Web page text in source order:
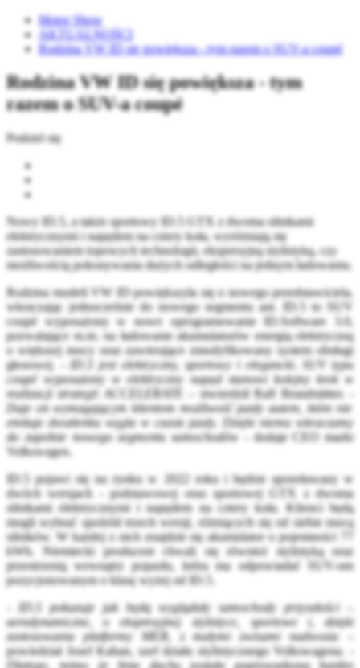
Motor Show
AKTUALNOŚCI
Rodzina VW ID się powiększa - tym razem o SUV-a coupé
Rodzina VW ID się powiększa - tym
razem o SUV-a coupé
Podziel się
Nowy ID.5, a także sportowy ID.5 GTX z dwoma silnikami
elektrycznymi i napędem na cztery koła, wyróżniają się
zastosowaniem topowych technologii, ekspresyjną stylistyką, czy
możliwością pokonywania dużych odległości na jednym ładowaniu.
Rodzina modeli VW ID powiększyła się o nowego przedstawiciela,
wkraczając jednocześnie do nowego segmentu aut. ID.5 to SUV
coupé wyposażony w nowe oprogramowanie ID.Software 3.0,
pozwalające m.in. na ładowanie akumulatorów energią elektryczną
o większej mocy oraz zawierające zmodyfikowany system obsługi
głosowej. - ID.5 jest elektryczny, sportowy i elegancki. SUV typu
coupé wyposażony w elektryczny napęd stanowi kolejny krok w
realizacji strategii ACCELERATE
– stwierdził Ralf Brandstätter. -
Daje on wymagającym klientom możliwość jazdy autem, które nie
emituje dwutlenku węgla w czasie jazdy. Dzięki niemu wkraczamy
do zupełnie nowego segmentu samochodów - dodaje CEO marki
Volkswagen.
ID.5 pojawi się na rynku w 2022 roku i będzie sprzedawany w
dwóch wersjach - podstawowej oraz sportowej GTX z dwoma
silnikami elektrycznymi i napędem na cztery koła. Klienci będą
mogli wybrać spośród trzech wersji, różniących się od siebie mocą
silników. W każdej z nich znajdzie się akumulator o pojemności 77
kWh. Niemiecki producent chwali się również stylistyką oraz
przestrzenią wewnątrz pojazdu, która ma odpowiadać SUV-om
pozycjonowanym o klasę wyżej od ID.5.
ID.5 pokazuje jak będą wyglądały samochody przyszłości –
aerodynamiczne, o ekspresyjnej stylistyce, sportowe i, dzięki
zastosowaniu platformy MEB, z małymi zwisami nadwozia
powiedział Josef Kaban, szef działu stylistycznego Volkswagena. -